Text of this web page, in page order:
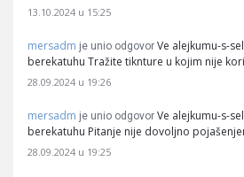
13.10.2024 u 15:25
mersadm je unio odgovor Ve alejkumu-s-
berekatuhu Tražite tiknture u kojim nije
28.09.2024 u 19:26
mersadm je unio odgovor Ve alejkumu-s-
berekatuhu Pitanje nije dovoljno
28.09.2024 u 19:25